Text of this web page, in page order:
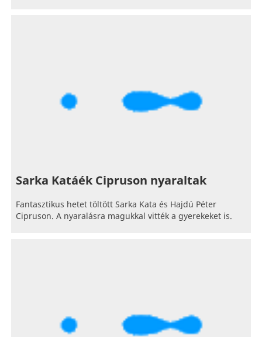
Sarka Katáék Cipruson nyaraltak
Fantasztikus hetet töltött Sarka Kata és Hajdú Péter
Cipruson. A nyaralásra magukkal vitték a gyerekeket is.